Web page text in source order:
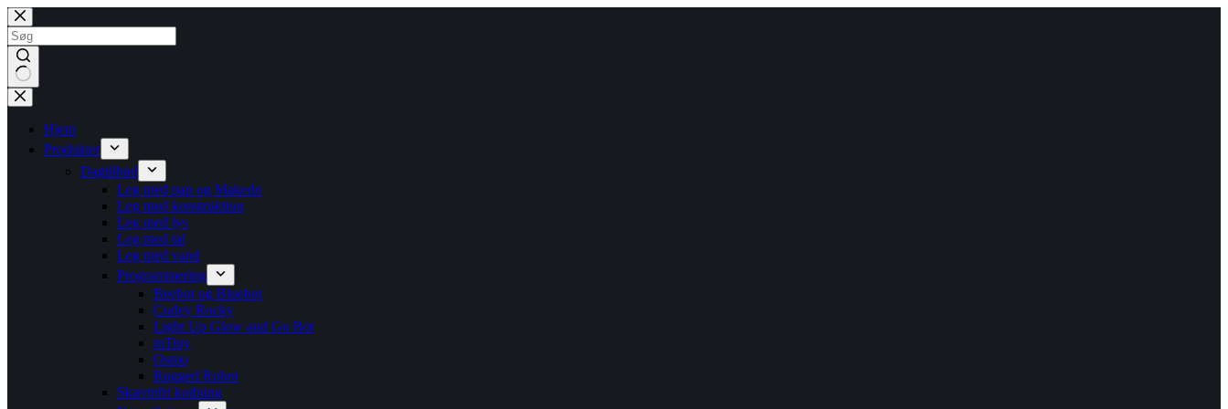
Fortsæt
til
indhold
Ingen
resultater
Hjem
Produkter
Dagtilbud
Leg med pap og Makedo
Leg med konstruktion
Leg med lys
Leg med tal
Leg med vand
Programmering
Beebot og Bluebot
Codey Rocky
Light Up Glow and Go Bot
mTiny
Osmo
Rugged Robot
Skærmfri kodning